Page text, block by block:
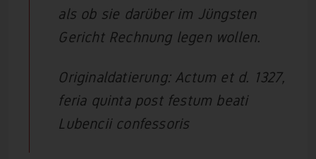
als ob sie darüber im Jüngsten
Gericht Rechnung legen wollen.
Originaldatierung: Actum et d. 1327,
feria quinta post festum beati
Lubencii confessoris